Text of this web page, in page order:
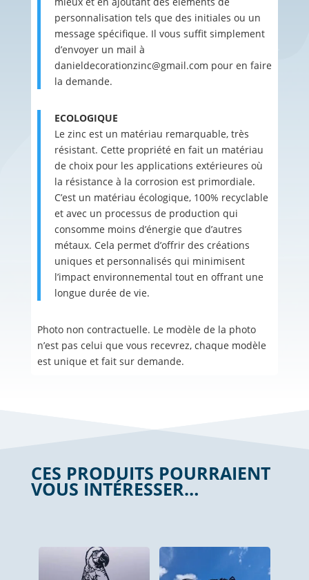
personnalisation tels que des initiales ou un
message spécifique. Il vous suffit simplement
d’envoyer un mail à
danieldecorationzinc@gmail.com pour en faire
la demande.
ECOLOGIQUE
Le zinc est un matériau remarquable, très
résistant. Cette propriété en fait un matériau
de choix pour les applications extérieures où
la résistance à la corrosion est primordiale.
C’est un matériau écologique, 100% recyclable
et avec un processus de production qui
consomme moins d’énergie que d’autres
métaux. Cela permet d’offrir des créations
uniques et personnalisés qui minimisent
l’impact environnemental tout en offrant une
longue durée de vie.
Photo non contractuelle. Le modèle de la photo
n’est pas celui que vous recevrez, chaque modèle
est unique et fait sur demande.
CES PRODUITS POURRAIENT
VOUS INTÉRESSER…